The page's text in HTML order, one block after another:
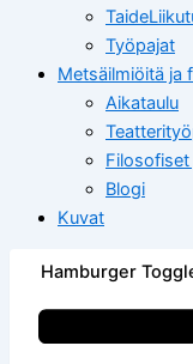
Työpajat
Metsäilmiöitä ja
Aikataulu
Blogi
Kuvat
Hamburger